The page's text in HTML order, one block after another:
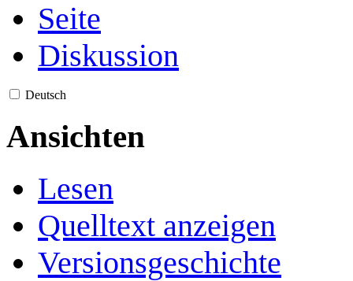
Seite
Diskussion
Deutsch
Ansichten
Lesen
Quelltext anzeigen
Versionsgeschichte